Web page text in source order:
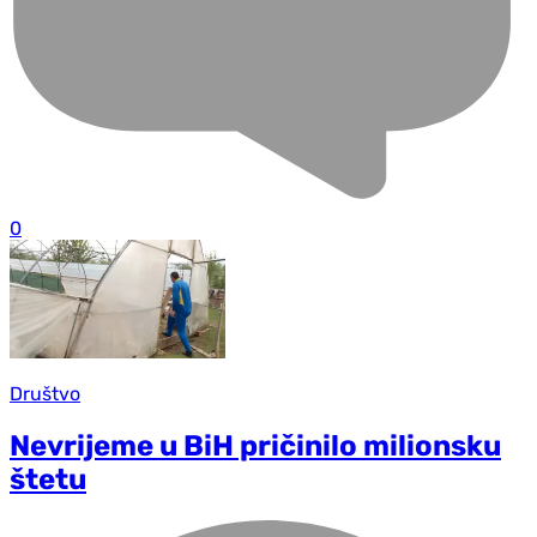
0
Društvo
Nevrijeme u BiH pričinilo milionsku
štetu